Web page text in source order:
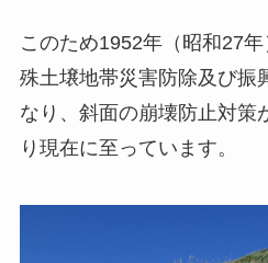
このため1952年（昭和27
殊土壌地帯災害防除及び振
なり、斜面の崩壊防止対策
り現在に至っています。